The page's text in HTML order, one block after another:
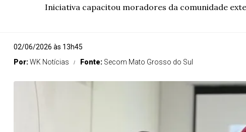
Iniciativa capacitou moradores da comunidade
02/06/2026 às 13h45
Por:WK Notícias Fonte: Secom Mato Grosso do Sul